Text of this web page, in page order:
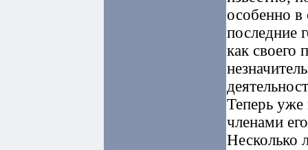
особенно
последние
как своего
Теперь уже
членами
Несколько